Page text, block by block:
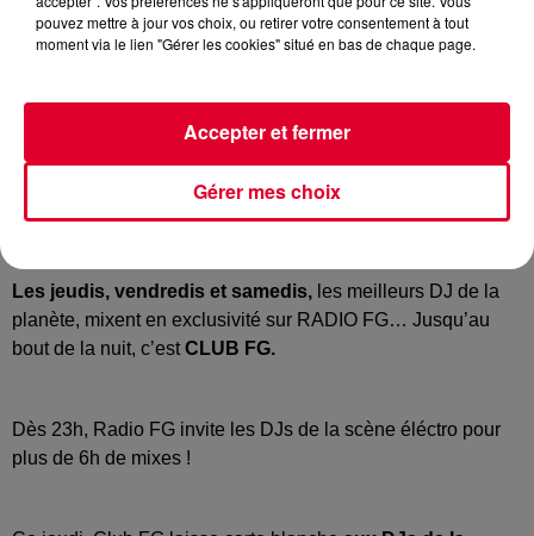
Crédit :Club FG
Les jeudis, vendredis et samedis, les meilleurs DJ de la
planète, mixent en exclusivité sur RADIO FG… Jusqu’au
bout de la nuit, c’estCLUB FG.
Dès 23h, Radio FG invite les DJs de la scène éléctro pour
plus de 6h de mixes !
pouvez mettre à jour vos choix, ou retirer votre consentement à tout
moment via le lien "Gérer les cookies" situé en bas de chaque page.
Gérer mes choix
Accepter et fermer